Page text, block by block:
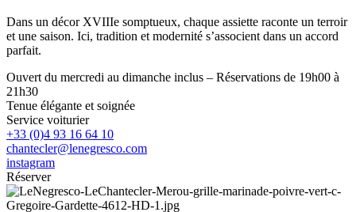
Dans un décor XVIIIe somptueux, chaque assiette raconte un terroir
et une saison. Ici, tradition et modernité s’associent dans un accord
parfait.
Ouvert du mercredi au dimanche inclus – Réservations de 19h00 à
21h30
Tenue élégante et soignée
Service voiturier
+33 (0)4 93 16 64 10
chantecler@lenegresco.com
instagram
Réserver